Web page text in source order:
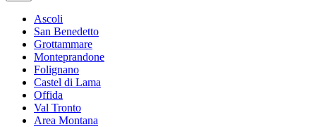
Ascoli
San Benedetto
Grottammare
Monteprandone
Folignano
Castel di Lama
Offida
Val Tronto
Area Montana